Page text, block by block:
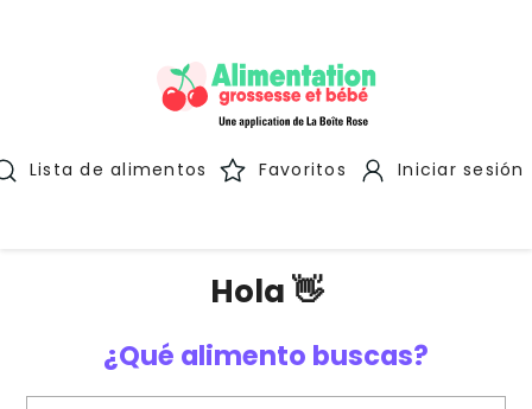
Lista de alimentos Favoritos Iniciar sesión
Hola 👋
¿Qué alimento buscas?